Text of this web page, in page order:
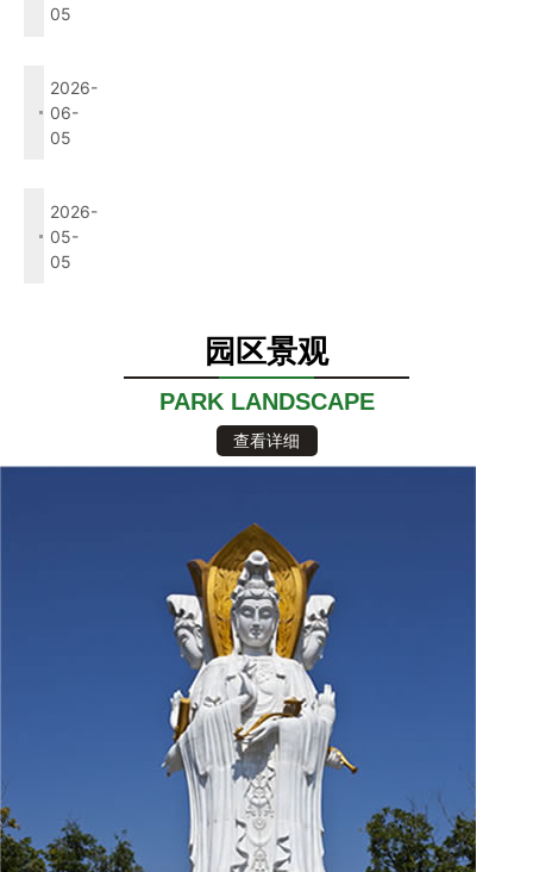
05
芒种时节的守望
2026-
06-
05
立夏·生机与怀念
2026-
05-
05
园区景观
PARK LANDSCAPE
查看详细